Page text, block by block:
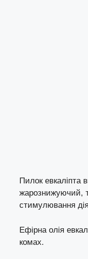
Пилок евкаліпта
жарознижуючий,
стимулювання
Ефірна олія
комах.